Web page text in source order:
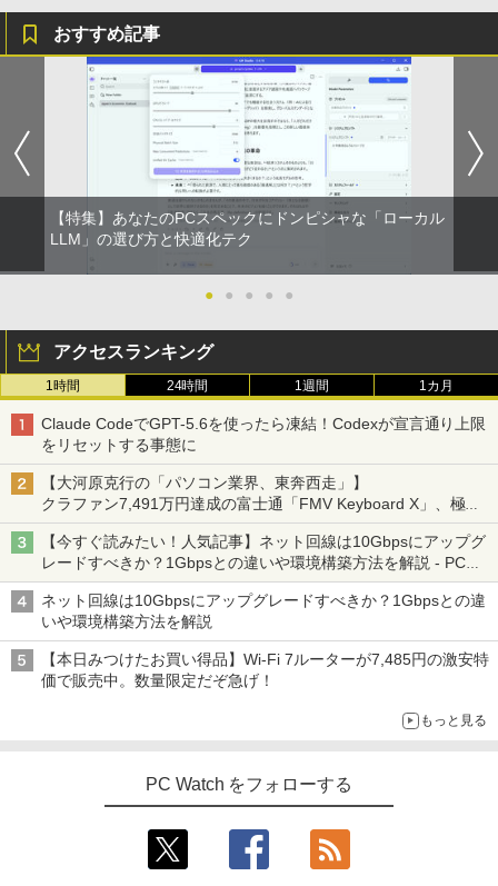
おすすめ記事
【特集】あなたのPCスペックにドンピシャな「ローカル
LLM」の選び方と快適化テク
● ● ● ● ●
アクセスランキング
1時間 24時間 1週間 1カ月
Claude CodeでGPT-5.6を使ったら凍結！Codexが宣言通り上限
をリセットする事態に
【大河原克行の「パソコン業界、東奔西走」】
クラファン7,491万円達成の富士通「FMV Keyboard X」、極限
の静音化を追求
【今すぐ読みたい！人気記事】ネット回線は10Gbpsにアップグ
レードすべきか？1Gbpsとの違いや環境構築方法を解説 - PC
Watch
ネット回線は10Gbpsにアップグレードすべきか？1Gbpsとの違
いや環境構築方法を解説
【本日みつけたお買い得品】Wi-Fi 7ルーターが7,485円の激安特
価で販売中。数量限定だぞ急げ！
もっと見る
PC Watch をフォローする